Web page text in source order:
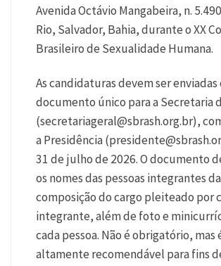
Avenida Octávio Mangabeira, n.
Rio, Salvador, Bahia, durante o XX
Brasileiro de Sexualidade Humana.
As candidaturas devem ser
documento único para a Secretaria
(secretariageral@sbrash.org.br),
a Presidência (
31 de julho de 2026. O documento
os nomes das pessoas integrantes
composição do cargo pleiteado por
integrante, além de foto e
cada pessoa. Não é obrigatório, mas
altamente recomendável para fins